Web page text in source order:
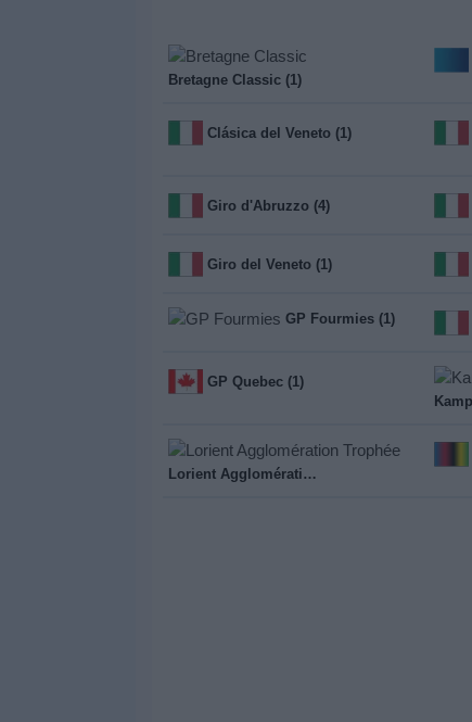
Bretagne Classic (1)
Clásica del Veneto (1)
Giro d'Abruzzo (4)
Giro del Veneto (1)
GP Fourmies (1)
GP Quebec (1)
Lorient Agglomération Trophée (1)